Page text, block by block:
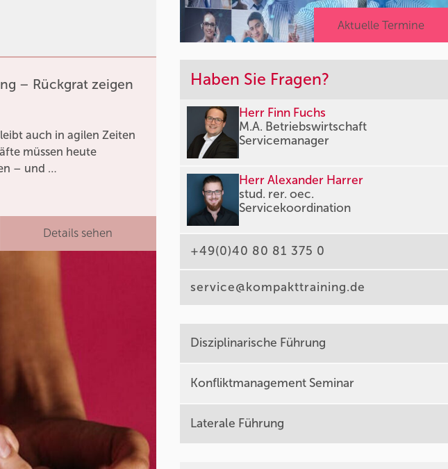
– Rückgrat zeigen
auch in agilen Zeiten
müssen heute
– und …
Details sehen
Haben Sie Fragen?
Herr Finn Fuchs
M.A. Betriebswirtschaft
Servicemanager
Herr Alexander Harrer
stud. rer. oec.
Servicekoordination
+49(0)40 80 81 375 0
service@kompakttraining.de
Aktuelle Termine
Disziplinarische Führung
Konfliktmanagement Seminar
Laterale Führung